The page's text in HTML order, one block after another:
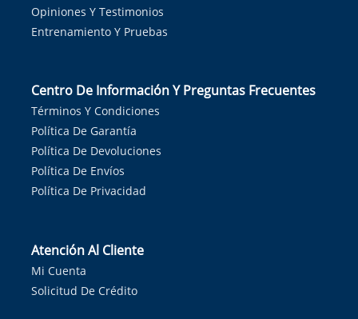
Opiniones Y Testimonios
Entrenamiento Y Pruebas
Centro De Información Y Preguntas Frecuentes
Términos Y Condiciones
Política De Garantía
Política De Devoluciones
Política De Envíos
Política De Privacidad
Atención Al Cliente
Mi Cuenta
Solicitud De Crédito